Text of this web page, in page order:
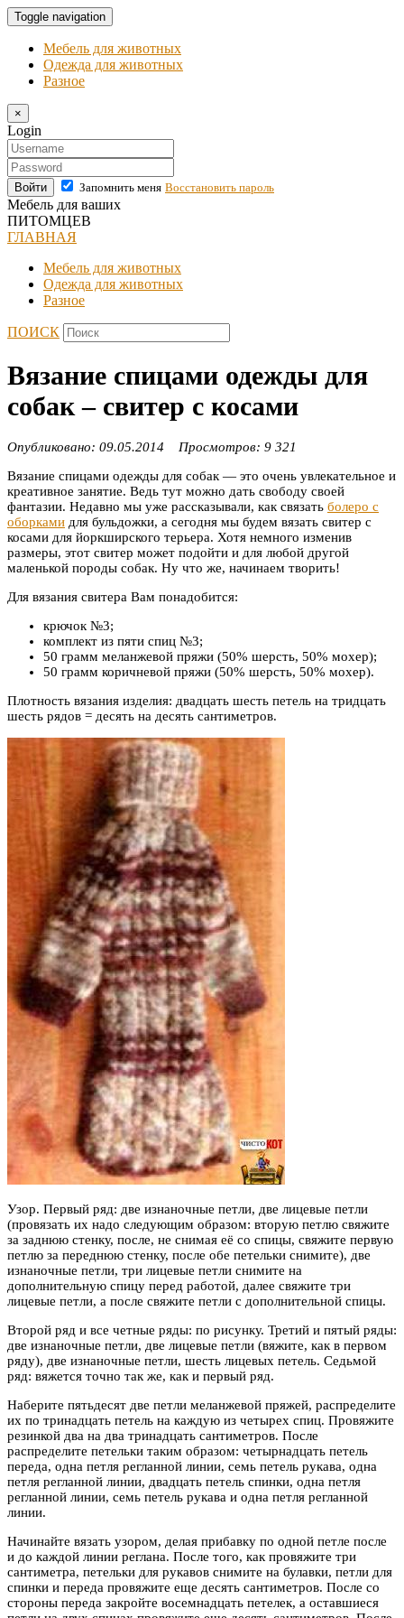
Toggle navigation
Мебель для животных
Одежда для животных
Разное
×
Login
Войти Запомнить меня Восстановить пароль
Мебель для ваших
ПИТОМЦЕВ
ГЛАВНАЯ
Мебель для животных
Одежда для животных
Разное
ПОИСК
Вязание спицами одежды для
собак – свитер с косами
Опубликовано: 09.05.2014 Просмотров: 9 321
Вязание спицами одежды для собак — это очень увлекательное и
креативное занятие. Ведь тут можно дать свободу своей
фантазии. Недавно мы уже рассказывали, как связать болеро с
оборками для бульдожки, а сегодня мы будем вязать свитер с
косами для йоркширского терьера. Хотя немного изменив
размеры, этот свитер может подойти и для любой другой
маленькой породы собак. Ну что же, начинаем творить!
Для вязания свитера Вам понадобится:
крючок №3;
комплект из пяти спиц №3;
50 грамм меланжевой пряжи (50% шерсть, 50% мохер);
50 грамм коричневой пряжи (50% шерсть, 50% мохер).
Плотность вязания изделия: двадцать шесть петель на тридцать
шесть рядов = десять на десять сантиметров.
Узор. Первый ряд: две изнаночные петли, две лицевые петли
(провязать их надо следующим образом: вторую петлю свяжите
за заднюю стенку, после, не снимая её со спицы, свяжите первую
петлю за переднюю стенку, после обе петельки снимите), две
изнаночные петли, три лицевые петли снимите на
дополнительную спицу перед работой, далее свяжите три
лицевые петли, а после свяжите петли с дополнительной спицы.
Второй ряд и все четные ряды: по рисунку. Третий и пятый ряды:
две изнаночные петли, две лицевые петли (вяжите, как в первом
ряду), две изнаночные петли, шесть лицевых петель. Седьмой
ряд: вяжется точно так же, как и первый ряд.
Наберите пятьдесят две петли меланжевой пряжей, распределите
их по тринадцать петель на каждую из четырех спиц. Провяжите
резинкой два на два тринадцать сантиметров. После
распределите петельки таким образом: четырнадцать петель
переда, одна петля регланной линии, семь петель рукава, одна
петля регланной линии, двадцать петель спинки, одна петля
регланной линии, семь петель рукава и одна петля регланной
линии.
Начинайте вязать узором, делая прибавку по одной петле после
и до каждой линии реглана. После того, как провяжите три
сантиметра, петельки для рукавов снимите на булавки, петли для
спинки и переда провяжите еще десять сантиметров. После со
стороны переда закройте восемнадцать петелек, а оставшиеся